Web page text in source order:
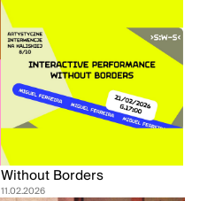
Without Borders
11.02.2026